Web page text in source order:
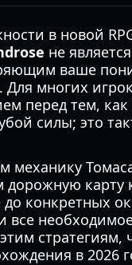
в новой
не
ваше
многих
перед тем,
силы; это
механику
карту
конкретных
в 2026